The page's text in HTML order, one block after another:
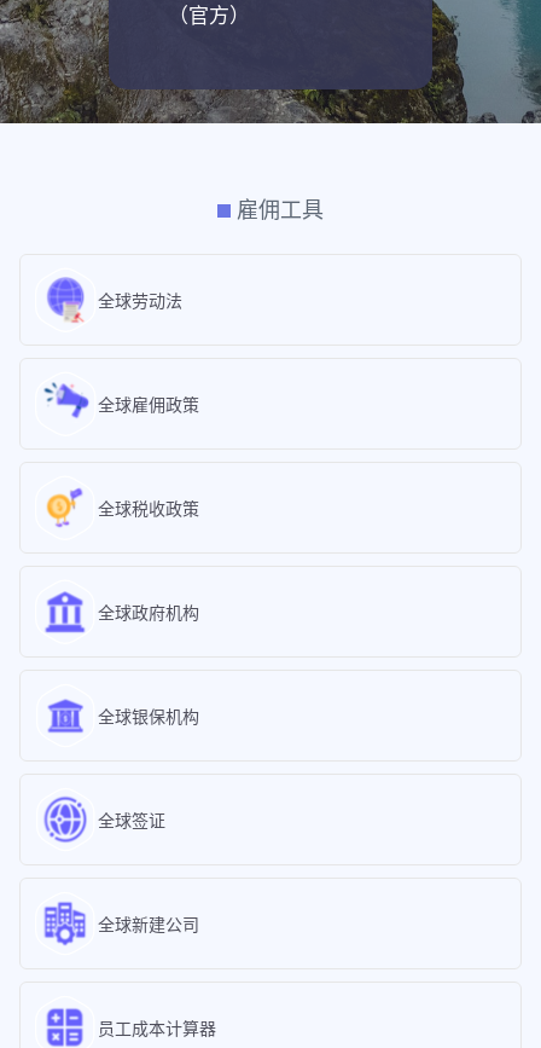
（官方）
雇佣工具
全球劳动法
全球雇佣政策
全球税收政策
全球政府机构
全球银保机构
全球签证
全球新建公司
员工成本计算器